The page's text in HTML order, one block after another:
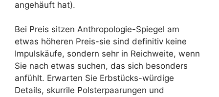
angehäuft hat).
Bei Preis sitzen Anthropologie-Spiegel am
etwas höheren Preis-sie sind definitiv keine
Impulskäufe, sondern sehr in Reichweite, wenn
Sie nach etwas suchen, das sich besonders
anfühlt. Erwarten Sie Erbstücks-würdige
Details, skurrile Polsterpaarungen und